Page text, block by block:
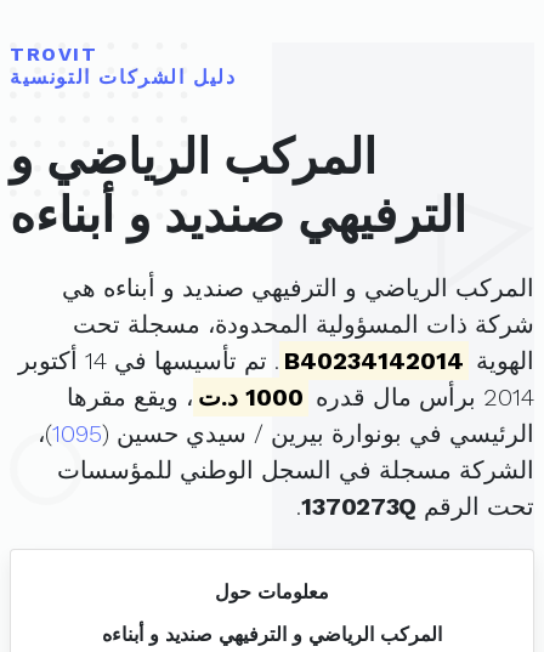
TROVIT
دليل الشركات التونسية
المركب الرياضي و
الترفيهي صنديد و أبناءه
المركب الرياضي و الترفيهي صنديد و أبناءه هي
شركة ذات المسؤولية المحدودة، مسجلة تحت
الهوية B40234142014
. تم تأسيسها في 14 أكتوبر
2014 برأس مال قدره
1000 د.ت
، ويقع مقرها
الرئيسي في بونوارة بيرين / سيدي حسين (1095)،
الشركة مسجلة في السجل الوطني للمؤسسات
تحت الرقم 1370273Q
.
معلومات حول
المركب الرياضي و الترفيهي صنديد و أبناءه